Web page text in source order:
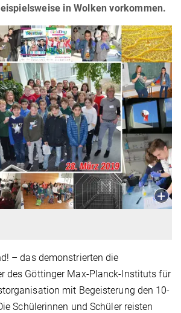
in Wolken vorkommen.
– das demonstrierten die
des Göttinger Max-Planck-Instituts für
mit Begeisterung den 10-
Schülerinnen und Schüler reisten